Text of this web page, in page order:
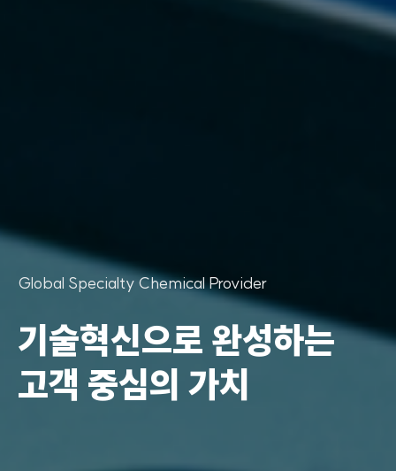
Global Specialty Chemical Provider
기술혁신으로 완성하는
고객 중심의 가치